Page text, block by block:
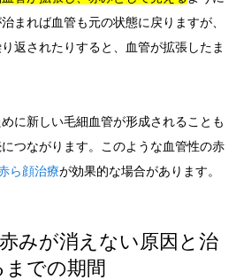
まれば血管も元の状態に戻りますが、
返されたりすると、血管が拡張したま
に新しい毛細血管が形成されることも
つながります。このような血管性の赤
ら顔治療が効果的な場合があります。
みが消えない原因と治
までの期間